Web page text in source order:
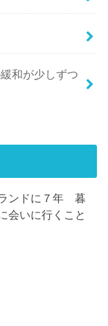
和が少しずつ
ンドに７年 暮
会いに行くこと